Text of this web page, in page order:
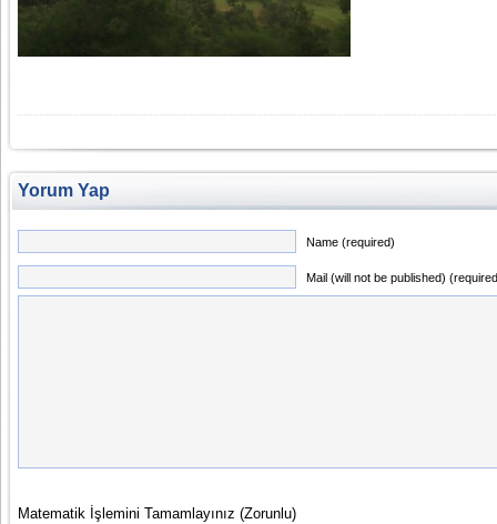
Yorum Yap
Name (required)
Mail (will not be published)
Matematik İşlemini Tamamlayınız (Zorunlu)